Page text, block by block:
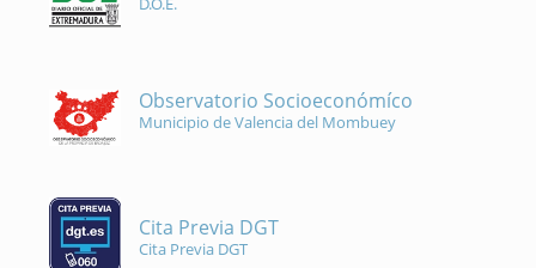
Observatorio Socioeconómíco
Municipio de Valencia del Mombuey
Cita Previa DGT
Cita Previa DGT